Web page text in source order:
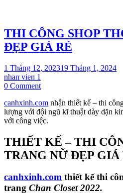
THI CÔNG SHOP
ĐẸP GIÁ RẺ
1 Tháng 12, 202319 Tháng 1, 2024
nhan vien 1
0 Commenton
CÔNG
SHOP
THỜI
NỮ
ĐẸP
GIÁ
canhxinh.com nhận thiết kế – thi
lượng với đội ngũ kĩ thuật dày dặn
với công việc.
THIẾT KẾ – THI
TRANG NỮ ĐẸP GIÁ
canhxinh.com thiết kế thi
trang Chan Closet 2022.